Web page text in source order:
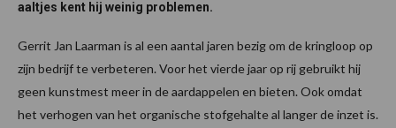
aaltjes kent hij weinig problemen.
Gerrit Jan Laarman is al een aantal jaren bezig om de kringloop op
zijn bedrijf te verbeteren. Voor het vierde jaar op rij gebruikt hij
geen kunstmest meer in de aardappelen en bieten. Ook omdat
het verhogen van het organische stofgehalte al langer de inzet is.